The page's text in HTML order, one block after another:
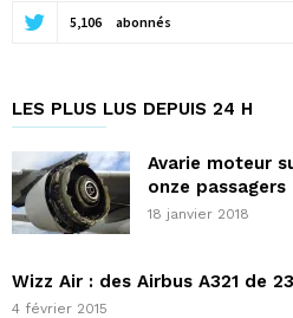
5,106 abonnés
LES PLUS LUS DEPUIS 24 H
Avarie moteur
onze
18 janvier 2018
Wizz Air : des Airbus A321 de
4 février 2015